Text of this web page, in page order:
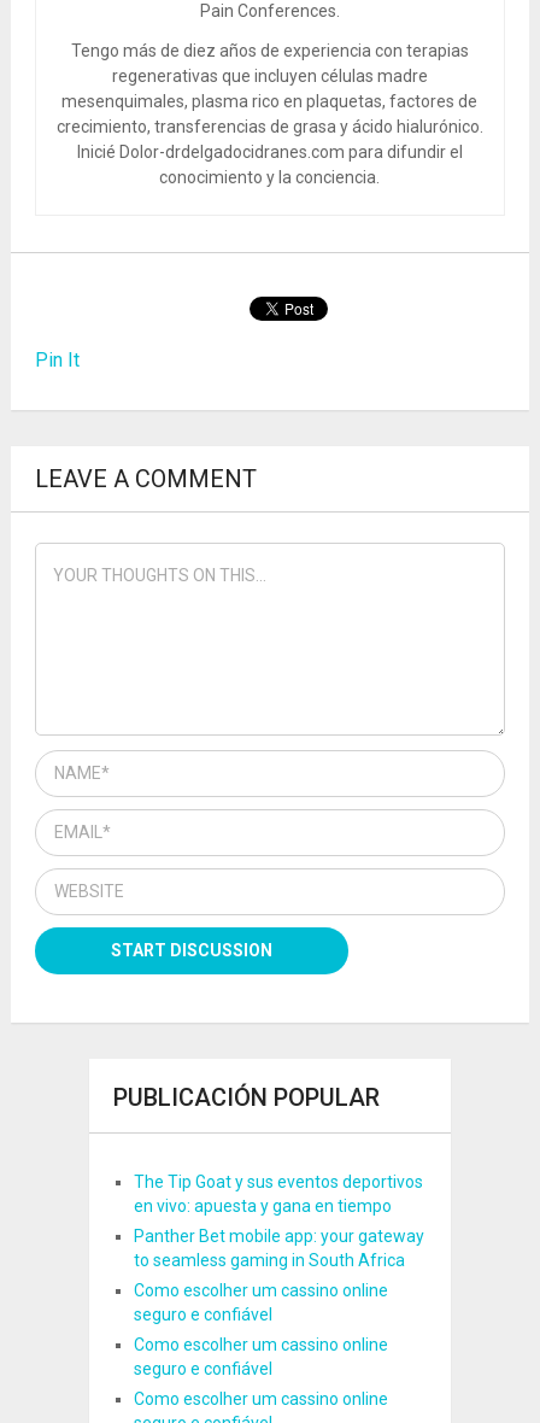
Pain Conferences.
Tengo más de diez años de experiencia con terapias
regenerativas que incluyen células madre
mesenquimales, plasma rico en plaquetas, factores de
crecimiento, transferencias de grasa y ácido hialurónico.
Inicié Dolor-drdelgadocidranes.com para difundir el
conocimiento y la conciencia.
Pin It
LEAVE A COMMENT
PUBLICACIÓN POPULAR
The Tip Goat y sus eventos deportivos
en vivo: apuesta y gana en tiempo
Panther Bet mobile app: your gateway
to seamless gaming in South Africa
Como escolher um cassino online
seguro e confiável
Como escolher um cassino online
seguro e confiável
Como escolher um cassino online